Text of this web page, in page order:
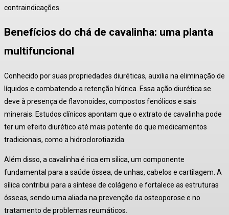
contraindicações.
Benefícios do chá de cavalinha: uma planta
multifuncional
Conhecido por suas propriedades diuréticas, auxilia na eliminação de
líquidos e combatendo a retenção hídrica. Essa ação diurética se
deve à presença de flavonoides, compostos fenólicos e sais
minerais. Estudos clínicos apontam que o extrato de cavalinha pode
ter um efeito diurético até mais potente do que medicamentos
tradicionais, como a hidroclorotiazida.
Além disso, a cavalinha é rica em sílica, um componente
fundamental para a saúde óssea, de unhas, cabelos e cartilagem. A
sílica contribui para a síntese de colágeno e fortalece as estruturas
ósseas, sendo uma aliada na prevenção da osteoporose e no
tratamento de problemas reumáticos.